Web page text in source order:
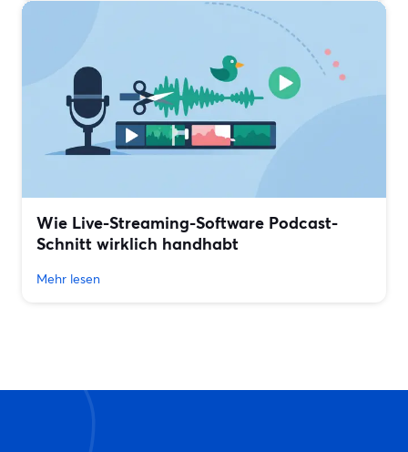
Wie Live-Streaming-Software Podcast-
Schnitt wirklich handhabt
Mehr lesen